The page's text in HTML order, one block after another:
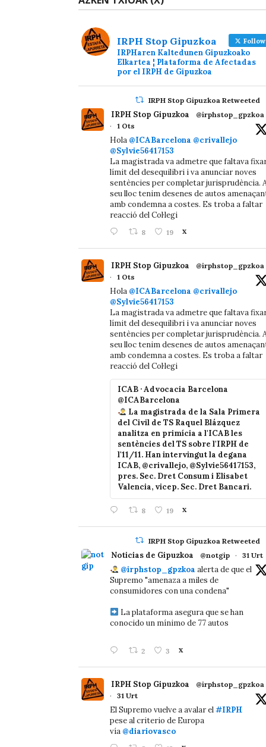
IRPH Stop Gipuzkoa Follow
IRPHaren Kaltedunen Gipuzkoako
Elkartea ¦ Plataforma de Afectadas
por el IRPH de Gipuzkoa
IRPH Stop Gipuzkoa Retweeted
IRPH Stop Gipuzkoa
@irphstop_gpzkoa
·
1 Ots
Hola @ICABarcelona @crivallejo
@Sylvie56417153
La magistrada va admetre que faltava
límit del desequilibri i va anunciar noves
sentències per completar jurisprudència.
seu lloc tenim desenes de autos
amb condemna a costes. Es troba a faltar
reacció del Col·legi
8 19 X
IRPH Stop Gipuzkoa
@irphstop_gpzkoa
·
1 Ots
Hola @ICABarcelona @crivallejo
@Sylvie56417153
La magistrada va admetre que faltava
límit del desequilibri i va anunciar noves
sentències per completar jurisprudència.
seu lloc tenim desenes de autos
amb condemna a costes. Es troba a faltar
reacció del Col·legi
ICAB · Advocacia Barcelona
@ICABarcelona
La magistrada de la Sala Primera
del Civil de TS Raquel Blázquez
analitza en primícia a l'ICAB les
sentències del TS sobre l'IRPH de
l'11/11. Han intervingut la degana
ICAB, @crivallejo, @Sylvie56417153,
pres. Sec. Dret Consum i Elisabet
Valencia, vicep. Sec. Dret Bancari.
8 19 X
IRPH Stop Gipuzkoa Retweeted
Noticias de Gipuzkoa @notgip · 31 Urt
@irphstop_gpzkoa alerta de que el
Supremo "amenaza a miles de
consumidores con una condena"
La plataforma asegura que se han
conocido un mínimo de 77 autos
2 3 X
IRPH Stop Gipuzkoa
@irphstop_gpzkoa
·
31 Urt
El Supremo vuelve a avalar el#IRPH
pese al criterio de Europa
vía @diariovasco